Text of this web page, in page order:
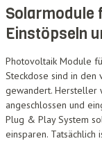
Solarmodule
Einstöpseln
Photovoltaik Module
Steckdose sind in den
gewandert. Hersteller
angeschlossen und
Plug & Play System
einsparen. Tatsächlich